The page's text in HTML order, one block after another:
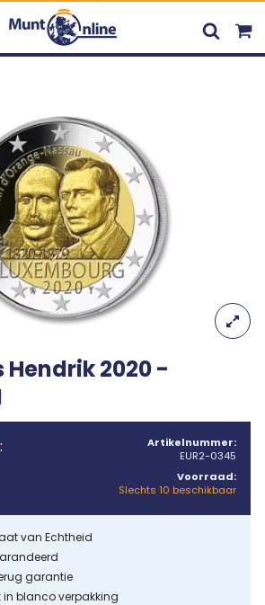
Hendrik 2020 -
Artikelnummer:
EUR2-0345
Voorraad:
Slechts 10 beschikbaar
van Echtheid
garantie
in blanco verpakking